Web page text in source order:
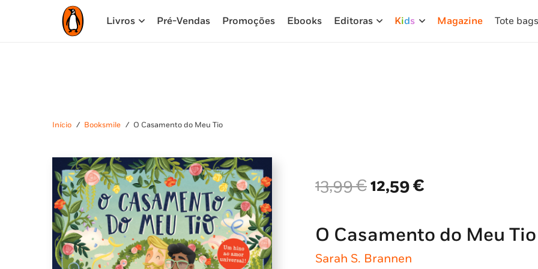
Livros Pré-Vendas Promoções Ebooks Editoras Kids Magazine Tote bags
Início / Booksmile / O Casamento do Meu Tio
13,99€O
preço
era:
13,99 €.
12,59€
é:
12,59 €.
O Casamento do Meu Tio
Sarah S. Brannen